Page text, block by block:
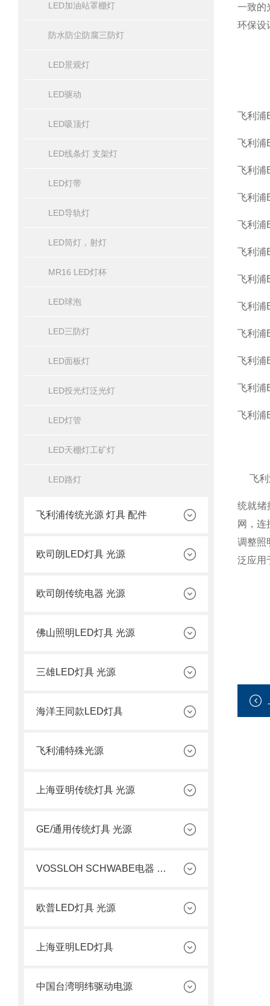
LED加油站罩棚灯
防水防尘防腐三防灯
LED景观灯
LED驱动
LED吸顶灯
LED线条灯 支架灯
LED灯带
LED导轨灯
LED筒灯，射灯
MR16 LED灯杯
LED球泡
LED三防灯
LED面板灯
LED投光灯泛光灯
LED灯管
LED天棚灯工矿灯
LED路灯
飞利浦传统光源 灯具 配件
欧司朗LED灯具 光源
欧司朗传统电器 光源
佛山照明LED灯具 光源
三雄LED灯具 光源
海洋王同款LED灯具
飞利浦特殊光源
上海亚明传统灯具 光源
GE/通用传统灯具 光源
VOSSLOH SCHWABE电器 光源
欧普LED灯具 光源
上海亚明LED灯具
中国台湾明纬驱动电源
一致的
环保设
飞利浦
飞利浦
飞利浦
飞利浦
飞利浦
飞利浦
飞利浦
飞利浦
飞利浦
飞利浦
飞利浦
飞利浦
飞利
统就绪
网，连
调整照
泛应用